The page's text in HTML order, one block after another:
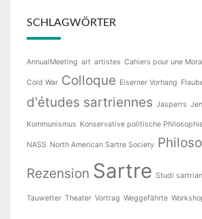
SCHLAGWÖRTER
AnnualMeeting art artistes Cahiers pour une
Cold War Colloque Eiserner Vorhang
d'études sartriennes Jasperrs
Kommunismus Konservative politische
NASS North American Sartre Society
Rezension Sartre Studi
Tauwetter Theater Vortrag Weggefährte